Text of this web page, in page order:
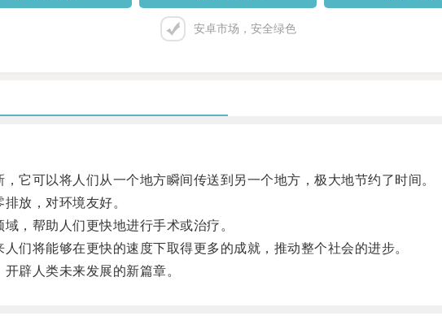
安卓市场，安全绿色
可以将人们从一个地方瞬间传送到另一个地方，极大地节约了时间。
放，对环境友好。
帮助人们更快地进行手术或治疗。
将能够在更快的速度下取得更多的成就，推动整个社会的进步。
辟人类未来发展的新篇章。